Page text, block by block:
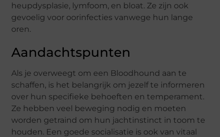
heupdysplasie, lymfoom, en bloat. Ze zijn ook
gevoelig voor oorinfecties vanwege hun lange
oren.
Aandachtspunten
Als je overweegt om een ​​Bloodhound aan te
schaffen, is het belangrijk om jezelf te informeren
over hun specifieke behoeften en temperament.
Ze hebben veel beweging nodig en moeten
worden getraind om hun jachtinstinct in toom te
houden. Een goede socialisatie is ook van vitaal